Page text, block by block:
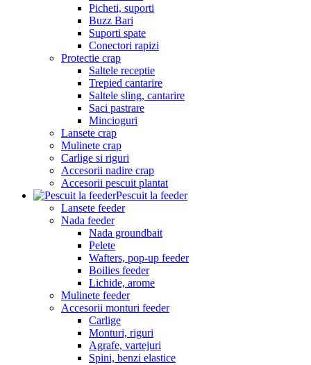
Picheti, suporti
Buzz Bari
Suporti spate
Conectori rapizi
Protectie crap
Saltele receptie
Trepied cantarire
Saltele sling, cantarire
Saci pastrare
Mincioguri
Lansete crap
Mulinete crap
Carlige si riguri
Accesorii nadire crap
Accesorii pescuit plantat
Pescuit la feeder
Lansete feeder
Nada feeder
Nada groundbait
Pelete
Wafters, pop-up feeder
Boilies feeder
Lichide, arome
Mulinete feeder
Accesorii monturi feeder
Carlige
Monturi, riguri
Agrafe, vartejuri
Spini, benzi elastice